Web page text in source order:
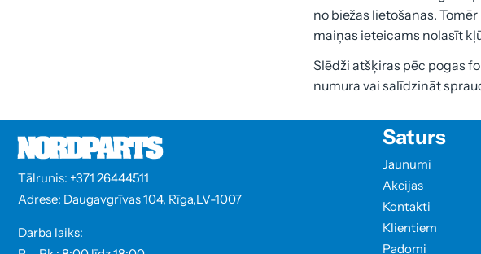
no biežas lietošanas.
maiņas ieteicams nolasīt
Slēdži atšķiras pēc pogas
numura vai salīdzināt
Tālrunis: +371 26444511
Adrese: Daugavgrīvas 104, Rīga,LV-1007
Darba laiks:
Saturs
Jaunumi
Akcijas
Kontakti
Klientiem
Padomi